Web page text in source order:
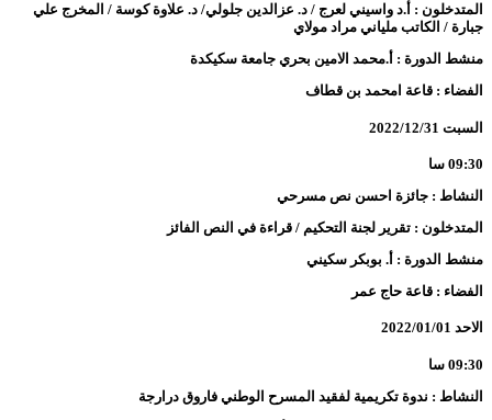
المتدخلون : أ.د واسيني لعرج / د. عزالدين جلولي/ د. علاوة كوسة / المخرج علي
جبارة / الكاتب ملياني مراد مولاي
منشط الدورة : أ.محمد الامين بحري جامعة سكيكدة
الفضاء : قاعة امحمد بن قطاف
السبت 2022/12/31
09:30 سا
النشاط : جائزة احسن نص مسرحي
المتدخلون : تقرير لجنة التحكيم / قراءة في النص الفائز
منشط الدورة : أ. بوبكر سكيني
الفضاء : قاعة حاج عمر
الاحد 2022/01/01
09:30 سا
النشاط : ندوة تكريمية لفقيد المسرح الوطني فاروق درارجة